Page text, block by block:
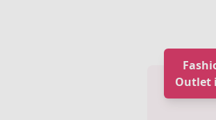
Outlet